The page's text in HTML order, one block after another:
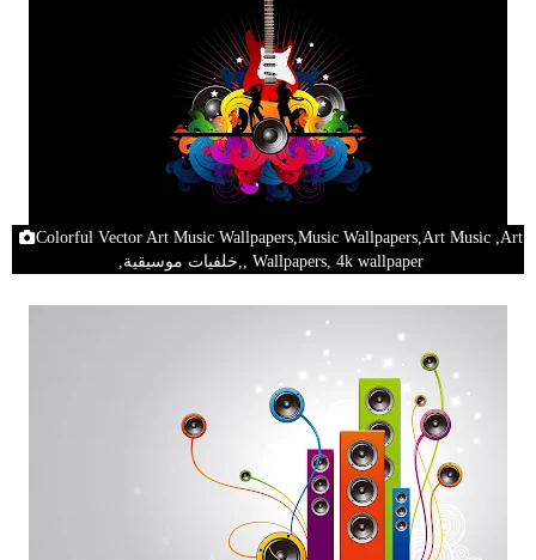
Colorful Vector Art Music Wallpapers,Music Wallpapers,Art Music ,Art
, Wallpapers, 4k wallpaper,خلفيات موسيقية,